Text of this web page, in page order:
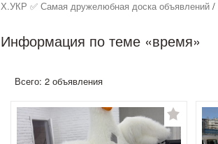
Х.УКР ✅ Самая дружелюбная доска объявлений /
Информация по теме «время»
Всего: 2 объявления